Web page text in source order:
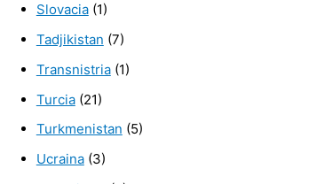
Slovacia(1)
Tadjikistan (7)
Transnistria(1)
Turcia(21)
Turkmenistan (5)
Ucraina(3)